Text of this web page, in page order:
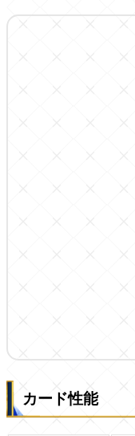
カード性能